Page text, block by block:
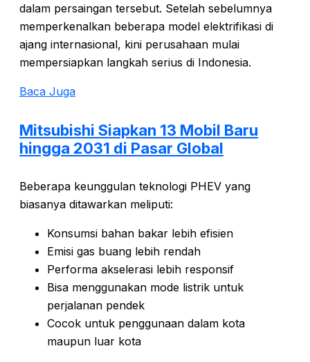
dalam persaingan tersebut. Setelah sebelumnya
memperkenalkan beberapa model elektrifikasi di
ajang internasional, kini perusahaan mulai
mempersiapkan langkah serius di Indonesia.
Baca Juga
Mitsubishi Siapkan 13 Mobil Baru
hingga 2031 di Pasar Global
Beberapa keunggulan teknologi PHEV yang
biasanya ditawarkan meliputi:
Konsumsi bahan bakar lebih efisien
Emisi gas buang lebih rendah
Performa akselerasi lebih responsif
Bisa menggunakan mode listrik untuk
perjalanan pendek
Cocok untuk penggunaan dalam kota
maupun luar kota